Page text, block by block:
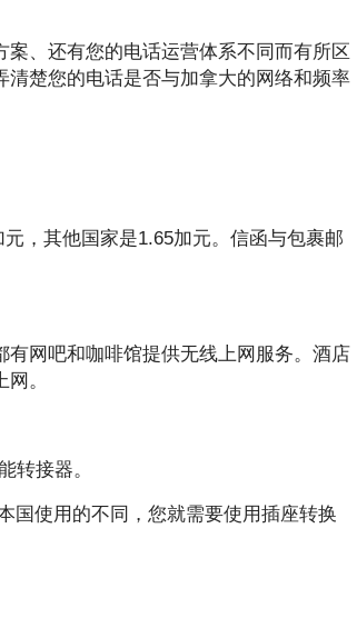
、还有您的电话运营体系不同而有所区
楚您的电话是否与加拿大的网络和频率
，其他国家是1.65加元。信函与包裹邮
网吧和咖啡馆提供无线上网服务。酒店
。
转接器。
国使用的不同，您就需要使用插座转换